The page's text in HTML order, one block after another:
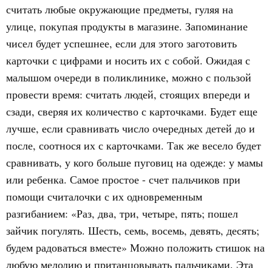
считать любые окружающие предметы, гуляя на
улице, покупая продукты в магазине. Запоминание
чисел будет успешнее, если для этого заготовить
карточки с цифрами и носить их с собой. Ожидая с
малышом очереди в поликлинике, можно с пользой
провести время: считать людей, стоящих впереди и
сзади, сверяя их количество с карточками. Будет еще
лучше, если сравнивать число очередных детей до и
после, соотнося их с карточками. Так же весело будет
сравнивать, у кого больше пуговиц на одежде: у мамы
или ребенка. Самое простое - счет пальчиков при
помощи считалочки с их одновременным
разгибанием: «Раз, два, три, четыре, пять; пошел
зайчик погулять. Шесть, семь, восемь, девять, десять;
будем радоваться вместе» Можно положить стишок на
любую мелодию и пританцовывать пальчиками. Эта